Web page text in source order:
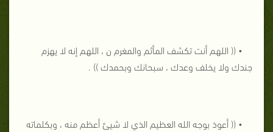
• (( اللهم أنت تكشف المأثم والمغرم ن ، اللهم إنه لا يهزم
جندك ولا يخلف وعدك ، سبحانك وبحمدك )) .
• (( أعوذ بوجه الله العظيم الذي لا شيئ أعظم منه ، وبكلماته